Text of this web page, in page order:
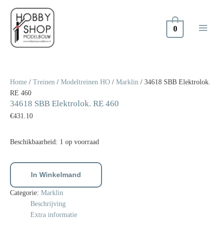
naar
inhoud
0
Home / Treinen / Modeltreinen HO / Marklin / 34618 SBB Elektrolok.
RE 460
34618 SBB Elektrolok. RE 460
€431.10
Beschikbaarheid: 1 op voorraad
Elektrolok.
RE
460
aantal
In Winkelmand
Categorie: Marklin
Beschrijving
Extra informatie